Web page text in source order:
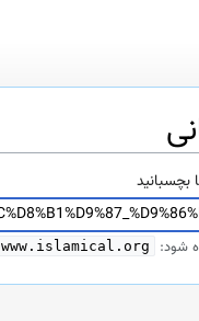
بچسبانید
شود: www.islamical.org